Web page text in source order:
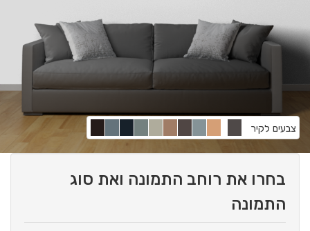
צבעים לקיר
בחרו את רוחב התמונה ואת סוג
התמונה